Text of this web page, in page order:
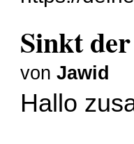
Sinkt
vonJawid
Hallo